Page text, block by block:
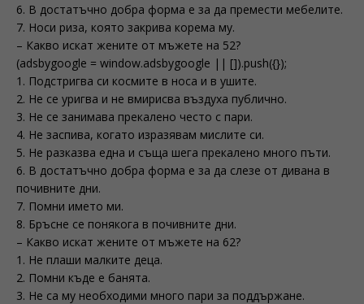
6. В достатъчно добра форма е за да премести мебелите.
7. Носи риза, която закрива корема му.
– Какво искат жените от мъжете на 52?
(adsbygoogle = window.adsbygoogle || []).push({});
1. Подстригва си космите в носа и в ушите.
2. Не се уригва и не вмирисва въздуха публично.
3. Не се занимава прекалено често с пари.
4. Не заспива, когато изразявам мислите си.
5. Не разказва една и съща шега прекалено много пъти.
6. В достатъчно добра форма е за да слезе от дивана в
почивните дни.
7. Помни името ми.
8. Бръсне се понякога в почивните дни.
– Какво искат жените от мъжете на 62?
1. Не плаши малките деца.
2. Помни къде е банята.
3. Не са му необходими много пари за поддържане.